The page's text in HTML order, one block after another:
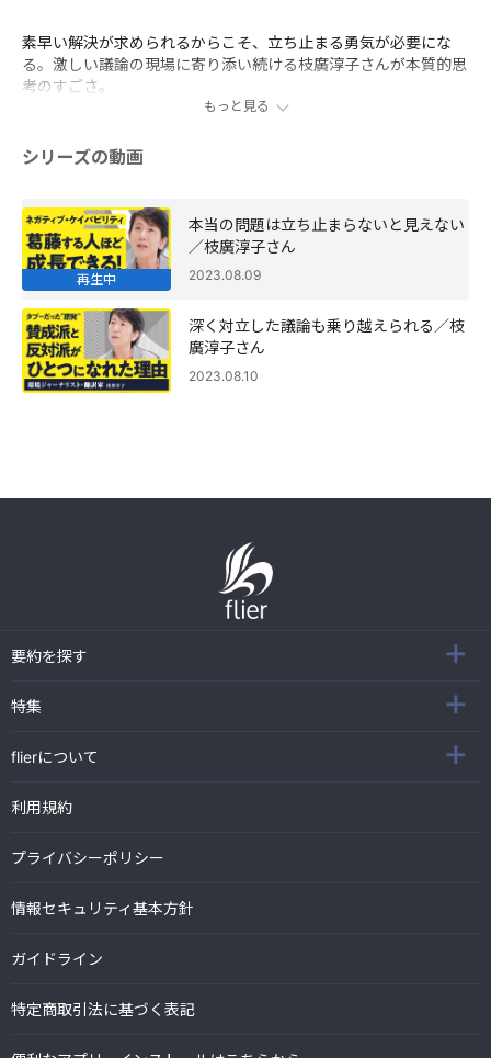
素早い解決が求められるからこそ、立ち止まる勇気が必要にな
る。激しい議論の現場に寄り添い続ける枝廣淳子さんが本質的思
考のすごさ。
もっと見る
シリーズの動画
再生中
本当の問題は立ち止まらないと見えない
／枝廣淳子さん
2023.08.09
深く対立した議論も乗り越えられる／枝
廣淳子さん
2023.08.10
要約を探す
特集
flierについて
利用規約
プライバシーポリシー
情報セキュリティ基本方針
ガイドライン
特定商取引法に基づく表記